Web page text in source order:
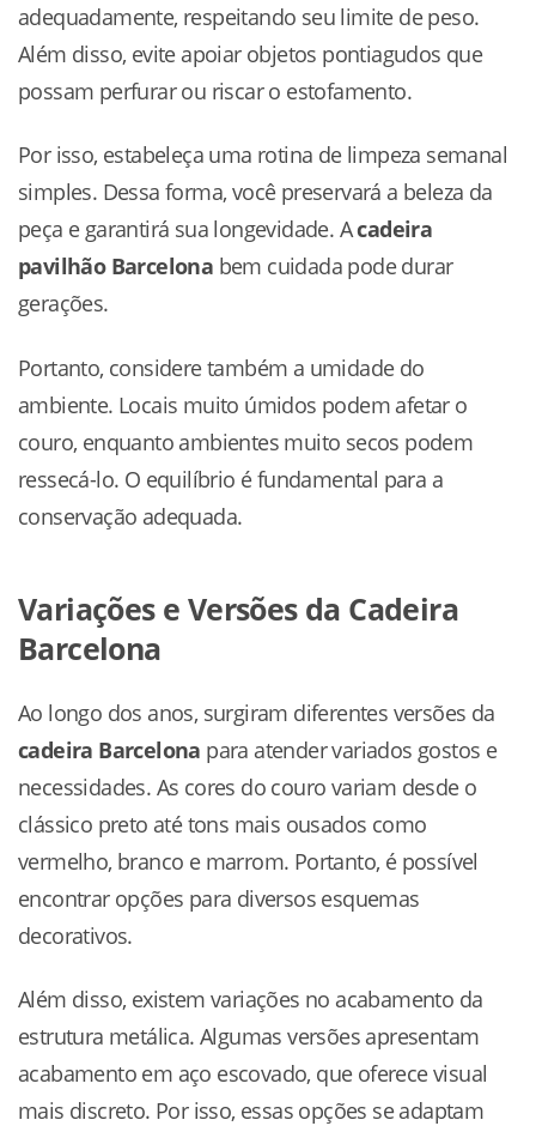
adequadamente, respeitando seu limite de peso.
Além disso, evite apoiar objetos pontiagudos que
possam perfurar ou riscar o estofamento.
Por isso, estabeleça uma rotina de limpeza semanal
simples. Dessa forma, você preservará a beleza da
peça e garantirá sua longevidade. Acadeira
pavilhão Barcelona bem cuidada pode durar
gerações.
Portanto, considere também a umidade do
ambiente. Locais muito úmidos podem afetar o
couro, enquanto ambientes muito secos podem
ressecá-lo. O equilíbrio é fundamental para a
conservação adequada.
Variações e Versões da Cadeira
Barcelona
Ao longo dos anos, surgiram diferentes versões da
cadeira Barcelona para atender variados gostos e
necessidades. As cores do couro variam desde o
clássico preto até tons mais ousados como
vermelho, branco e marrom. Portanto, é possível
encontrar opções para diversos esquemas
decorativos.
Além disso, existem variações no acabamento da
estrutura metálica. Algumas versões apresentam
acabamento em aço escovado, que oferece visual
mais discreto. Por isso, essas opções se adaptam